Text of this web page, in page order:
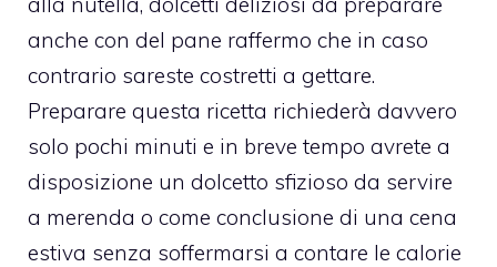
anche con del pane raffermo che in caso
contrario sareste costretti a gettare.
Preparare questa ricetta richiederà davvero
solo pochi minuti e in breve tempo avrete a
disposizione un dolcetto sfizioso da servire
a merenda o come conclusione di una cena
estiva senza soffermarsi a contare le calorie